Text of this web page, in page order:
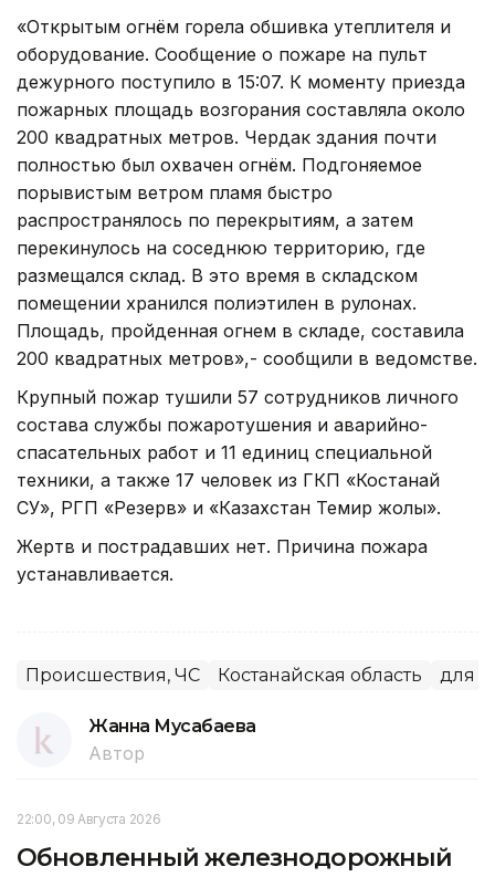
«Открытым огнём горела обшивка утеплителя и
оборудование. Сообщение о пожаре на пульт
дежурного поступило в 15:07. К моменту приезда
пожарных площадь возгорания составляла около
200 квадратных метров. Чердак здания почти
полностью был охвачен огнём. Подгоняемое
порывистым ветром пламя быстро
распространялось по перекрытиям, а затем
перекинулось на соседнюю территорию, где
размещался склад. В это время в складском
помещении хранился полиэтилен в рулонах.
Площадь, пройденная огнем в складе, составила
200 квадратных метров»,- сообщили в ведомстве.
Крупный пожар тушили 57 сотрудников личного
состава службы пожаротушения и аварийно-
спасательных работ и 11 единиц специальной
техники, а также 17 человек из ГКП «Костанай
СУ», РГП «Резерв» и «Казахстан Темир жолы».
Жертв и пострадавших нет. Причина пожара
устанавливается.
Происшествия, ЧС Костанайская область для
Жанна Мусабаева
Автор
22:00, 09 Августа 2026
Обновленный железнодорожный